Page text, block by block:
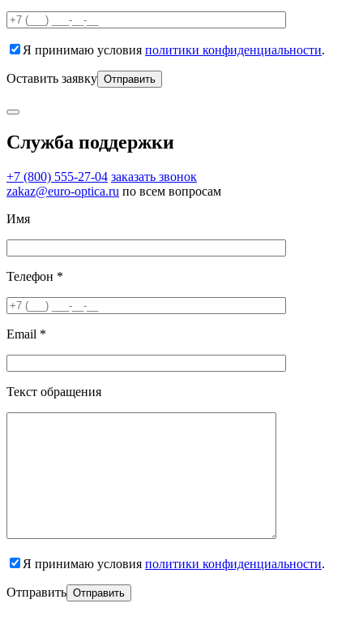
Я принимаю условия политики конфиденциальности.
Оставить заявку
Служба поддержки
+7 (800) 555-27-04 заказать звонок
zakaz@euro-optica.ru по всем вопросам
Имя
Телефон *
Email *
Текст обращения
Я принимаю условия политики конфиденциальности.
Отправить